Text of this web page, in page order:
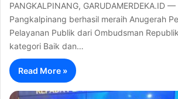
PANGKALPINANG, GARUDAMERDEKA.ID
Pangkalpinang berhasil meraih Anugerah
Pelayanan Publik dari Ombudsman
kategori Baik dan…
Read More »